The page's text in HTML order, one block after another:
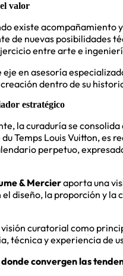
valor
existe acompañamiento
de nuevas posibilidades
entre arte e
eje en asesoría
dentro de su
estratégico
la curaduría se
Temps Louis Vuitton, es
perpetuo,
& Mercieraporta una
diseño, la proporción y la
curatorial como
técnica y experiencia de
convergen las